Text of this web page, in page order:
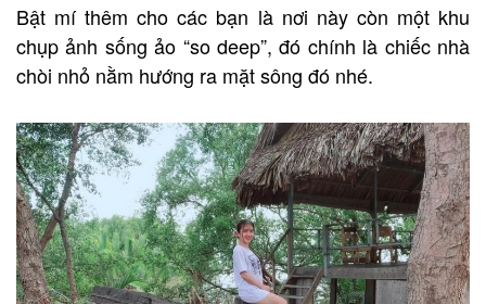
Bật mí thêm cho các bạn là nơi này còn một khu
chụp ảnh sống ảo “so deep”, đó chính là chiếc nhà
chòi nhỏ nằm hướng ra mặt sông đó nhé.